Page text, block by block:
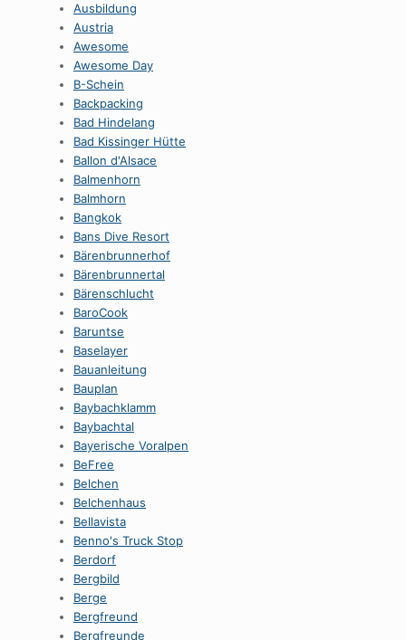
Ausbildung
Austria
Awesome
Awesome Day
B-Schein
Backpacking
Bad Hindelang
Bad Kissinger Hütte
Ballon d'Alsace
Balmenhorn
Balmhorn
Bangkok
Bans Dive Resort
Bärenbrunnerhof
Bärenbrunnertal
Bärenschlucht
BaroCook
Baruntse
Baselayer
Bauanleitung
Bauplan
Baybachklamm
Baybachtal
Bayerische Voralpen
BeFree
Belchen
Belchenhaus
Bellavista
Benno's Truck Stop
Berdorf
Bergbild
Berge
Bergfreund
Bergfreunde